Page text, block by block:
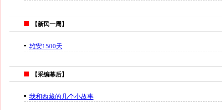
【新民一周】
雄安1500天
【采编幕后】
我和西藏的几个小故事